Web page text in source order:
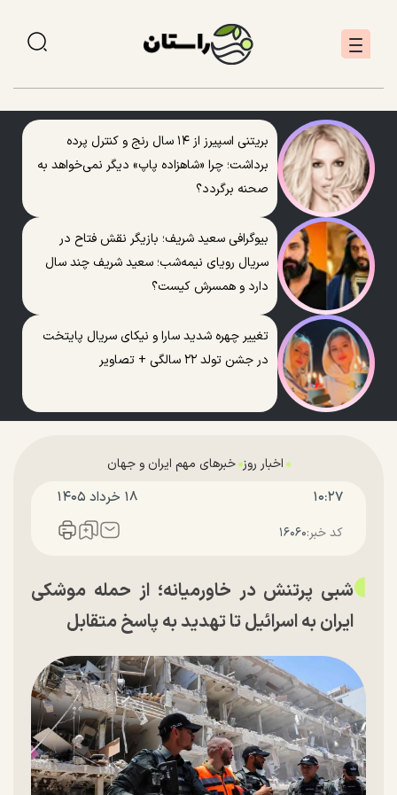
بریتنی اسپیرز از ۱۴ سال رنج و کنترل پرده
برداشت؛ چرا «شاهزاده پاپ» دیگر نمی‌خواهد به
صحنه برگردد؟
بیوگرافی سعید شریف؛ بازیگر نقش فتاح در
سریال رویای نیمه‌شب؛ سعید شریف چند سال
دارد و همسرش کیست؟
تغییر چهره شدید سارا و نیکای سریال پایتخت
در جشن تولد ۲۲ سالگی + تصاویر
اخبار روز خبرهای مهم ایران و جهان
۱۰:۲۷ ۱۸ خرداد ۱۴۰۵
کد خبر:۱۶۰۶۰
شبی پرتنش در خاورمیانه؛ از حمله موشکی
ایران به اسرائیل تا تهدید به پاسخ متقابل